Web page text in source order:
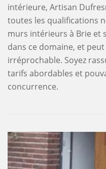
intérieure, Artisan
toutes les qualifications
murs intérieurs à Brie et
dans ce domaine, et
irréprochable. Soyez
tarifs abordables et
concurrence.